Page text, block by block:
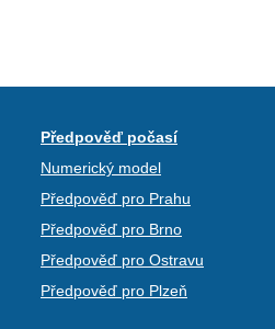
Předpověď počasí
Numerický model
Předpověď pro Prahu
Předpověď pro Brno
Předpověď pro Ostravu
Předpověď pro Plzeň